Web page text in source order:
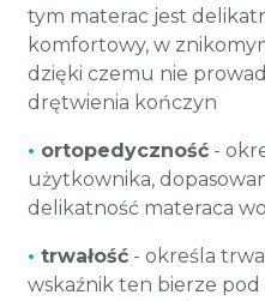
tym materac jest
komfortowy, w
dzięki czemu nie
drętwienia kończyn
• ortopedyczność -
użytkownika,
delikatność materaca
• trwałość - określa
wskaźnik ten bierze